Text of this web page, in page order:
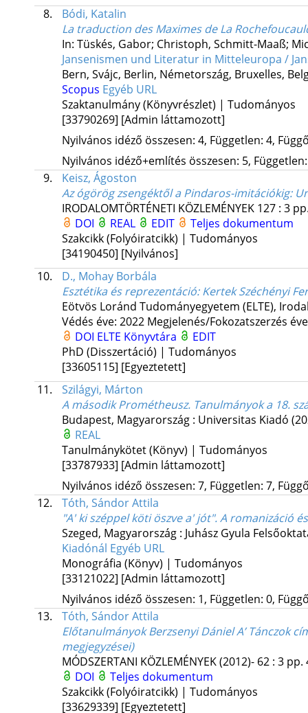
8.
Bódi, Katalin
La traduction des Maximes de La
In: Tüskés, Gabor; Christoph, Schmitt-Maaß;
Jansenismen und Literatur in Mitteleuropa /
Bern, Svájc, Berlin, Németország, Bruxelles,
Scopus Egyéb URL
Szaktanulmány (Könyvrészlet) | Tudományos
[33790269] [Admin láttamozott]
Nyilvános idéző összesen: 4, Független: 4,
Nyilvános idéző+említés összesen: 5,
9.
Keisz, Ágoston
Az ógörög zsengéktől a Pindaros-imitációkig:
IRODALOMTÖRTÉNETI KÖZLEMÉNYEK 127: 3
DOI
REAL EDIT
Teljes dokumentum
Szakcikk (Folyóiratcikk) | Tudományos
[34190450] [Nyilvános]
10.
D., Mohay Borbála
Esztétika és reprezentáció: Kertek Széchényi
Eötvös Loránd Tudományegyetem (ELTE),
Védés éve: 2022 Megjelenés/Fokozatszerzés
DOI ELTE Könyvtára
EDIT
PhD (Disszertáció) | Tudományos
[33605115] [Egyeztetett]
11.
Szilágyi, Márton
A második Prométheusz. Tanulmányok a 18.
Budapest, Magyarország : Universitas Kiadó
REAL
Tanulmánykötet (Könyv) | Tudományos
[33787933] [Admin láttamozott]
Nyilvános idéző összesen: 7, Független: 7,
12.
Tóth, Sándor Attila
"A' ki széppel köti öszve a' jót". A romanizáció
Szeged, Magyarország : Juhász Gyula
Kiadónál Egyéb URL
Monográfia (Könyv) | Tudományos
[33121022] [Admin láttamozott]
Nyilvános idéző összesen: 1, Független: 0,
13.
Tóth, Sándor Attila
Előtanulmányok Berzsenyi Dániel A’ Tánczok
megjegyzései)
MÓDSZERTANI KÖZLEMÉNYEK (2012)- 62: 3 pp.
DOI
Teljes dokumentum
Szakcikk (Folyóiratcikk) | Tudományos
[33629339] [Egyeztetett]